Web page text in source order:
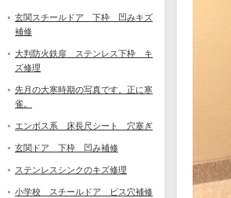
玄関スチールドア 下枠 凹みキズ
補修
大判防火鉄扉 ステンレス下枠 キ
ズ修理
先月の大寒時期の写真です。正に寒
雀。
エンボス系 床長尺シート 穴塞ぎ
玄関ドア 下枠 凹み補修
ステンレスシンクのキズ修理
小学校 スチールドア ビス穴補修